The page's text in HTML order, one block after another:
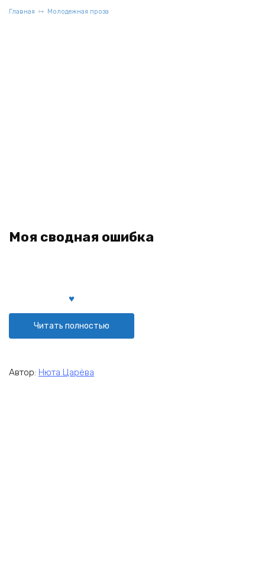
Главная Молодежная проза
Моя сводная ошибка
Читать полностью
Автор: Нюта Царёва